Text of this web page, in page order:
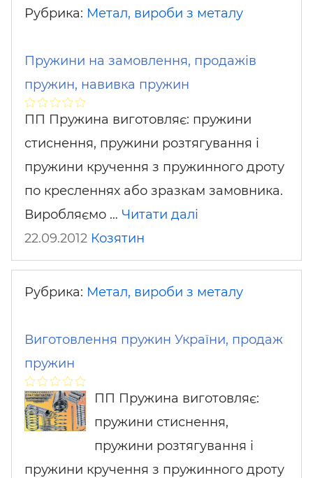
Рубрика: Метал, вироби з металу
Пружини на замовлення, продажів
пружин, навивка пружин
ПП Пружина виготовляє: пружини
стиснення, пружини розтягування і
пружини кручення з пружинного дроту
по кресленнях або зразкам замовника.
Виробляємо … Читати далі
22.09.2012 Козятин
Рубрика: Метал, вироби з металу
Виготовлення пружин України, продаж
пружин
ПП Пружина виготовляє:
пружини стиснення,
пружини розтягування і
пружини кручення з пружинного дроту